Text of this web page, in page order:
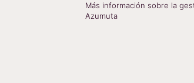
Más información sobre la
Azumuta